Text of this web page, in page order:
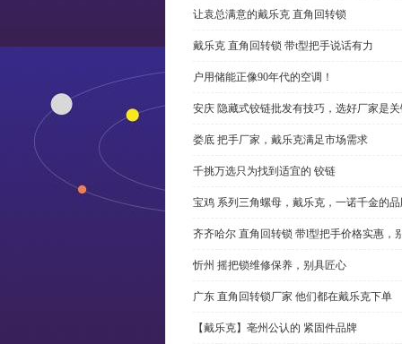
让袁总满意的戴乐克 直角回转锁
戴乐克 直角回转锁 带t型把手说话有力
户用储能正像90年代的空调！
安庆 隐藏式铰链批发有技巧，选好厂家是
娄底 把手厂家，戴乐克满足市场需求
千挑万选只为找到适宜的 铰链
宝鸡 系列三角螺母，戴乐克，一诺千金的
齐齐哈尔 直角回转锁 带l型把手价格实惠，
忻州 摇把锁维修保养，别具匠心
广东 直角回转锁厂家 他们都在戴乐克下单
【戴乐克】亳州公认的 紧固件品牌